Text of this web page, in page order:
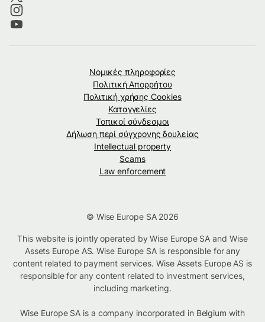
Νομικές πληροφορίες
Πολιτική Απορρήτου
Πολιτική χρήσης Cookies
Καταγγελίες
Τοπικοί σύνδεσμοι
Δήλωση περί σύγχρονης δουλείας
Intellectual property
Scams
Law enforcement
© Wise Europe SA 2026
This website is jointly operated by Wise Europe SA and Wise
Assets Europe AS. Wise Europe SA is responsible for any
content related to payment services. Wise Assets Europe AS is
responsible for any content related to investment services,
including marketing.
Wise Europe SA is a company incorporated in Belgium with